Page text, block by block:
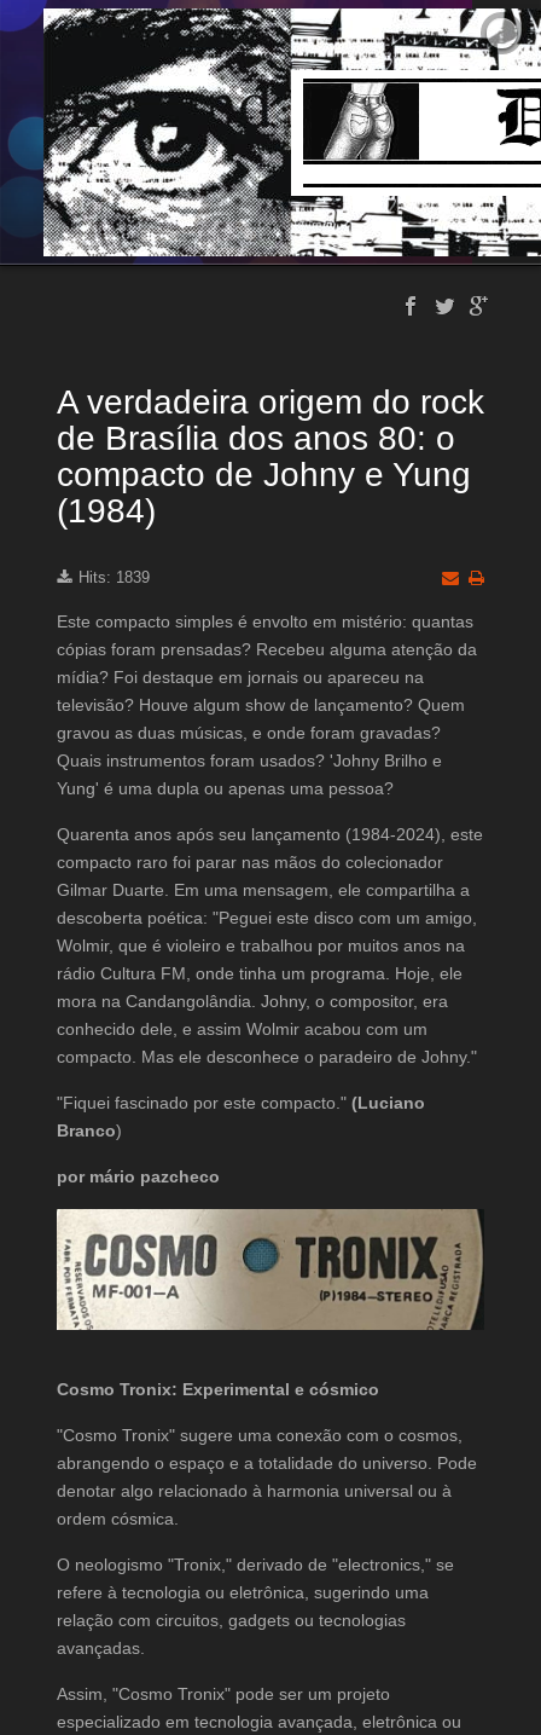
A verdadeira origem do rock
de Brasília dos anos 80: o
compacto de Johny e Yung
(1984)
Hits: 1839
Este compacto simples é envolto em mistério: quantas
cópias foram prensadas? Recebeu alguma atenção da
mídia? Foi destaque em jornais ou apareceu na
televisão? Houve algum show de lançamento? Quem
gravou as duas músicas, e onde foram gravadas?
Quais instrumentos foram usados? 'Johny Brilho e
Yung' é uma dupla ou apenas uma pessoa?
Quarenta anos após seu lançamento (1984-2024), este
compacto raro foi parar nas mãos do colecionador
Gilmar Duarte. Em uma mensagem, ele compartilha a
descoberta poética: "Peguei este disco com um amigo,
Wolmir, que é violeiro e trabalhou por muitos anos na
rádio Cultura FM, onde tinha um programa. Hoje, ele
mora na Candangolândia. Johny, o compositor, era
conhecido dele, e assim Wolmir acabou com um
compacto. Mas ele desconhece o paradeiro de Johny."
"Fiquei fascinado por este compacto." (Luciano
Branco)
por mário pazcheco
Cosmo Tronix: Experimental e cósmico
"Cosmo Tronix" sugere uma conexão com o cosmos,
abrangendo o espaço e a totalidade do universo. Pode
denotar algo relacionado à harmonia universal ou à
ordem cósmica.
O neologismo "Tronix," derivado de "electronics," se
refere à tecnologia ou eletrônica, sugerindo uma
relação com circuitos, gadgets ou tecnologias
avançadas.
Assim, "Cosmo Tronix" pode ser um projeto
especializado em tecnologia avançada, eletrônica ou